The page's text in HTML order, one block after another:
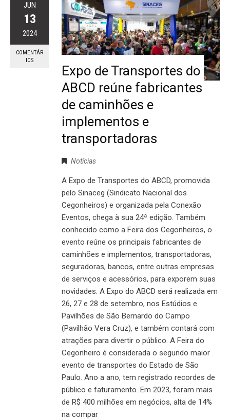
JUN
13
2024
COMENTÁR
IOS
Expo de Transportes do
ABCD reúne fabricantes
de caminhões e
implementos e
transportadoras
Notícias
A Expo de Transportes do ABCD, promovida
pelo Sinaceg (Sindicato Nacional dos
Cegonheiros) e organizada pela Conexão
Eventos, chega à sua 24ª edição. Também
conhecido como a Feira dos Cegonheiros, o
evento reúne os principais fabricantes de
caminhões e implementos, transportadoras,
seguradoras, bancos, entre outras empresas
de serviços e acessórios, para exporem suas
novidades. A Expo do ABCD será realizada em
26, 27 e 28 de setembro, nos Estúdios e
Pavilhões de São Bernardo do Campo
(Pavilhão Vera Cruz), e também contará com
atrações para divertir o público. A Feira do
Cegonheiro é considerada o segundo maior
evento de transportes do Estado de São
Paulo. Ano a ano, tem registrado recordes de
público e faturamento. Em 2023, foram mais
de R$ 400 milhões em negócios, alta de 14%
na compar